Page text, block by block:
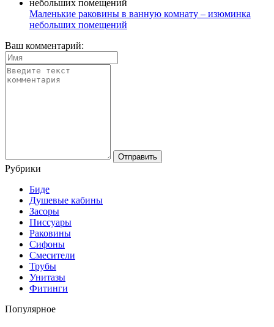
Маленькие раковины в ванную комнату – изюминка
небольших помещений
Ваш комментарий:
Рубрики
Биде
Душевые кабины
Засоры
Писсуары
Раковины
Сифоны
Смесители
Трубы
Унитазы
Фитинги
Популярное